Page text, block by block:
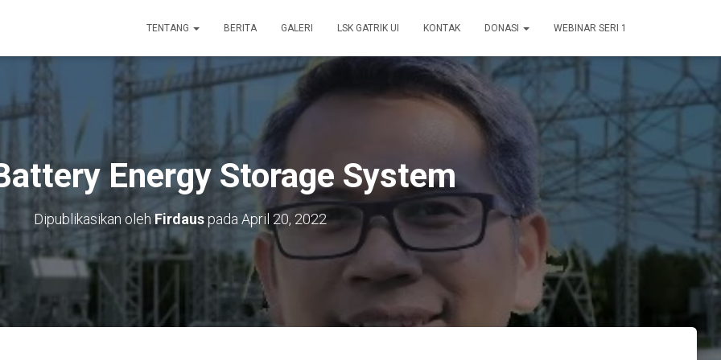
TENTANG BERITA GALERI LSK GATRIK UI KONTAK DONASI WEBINAR SERI 1
Energy Storage System
Dipublikasikan olehFirdaus pada April 20, 2022